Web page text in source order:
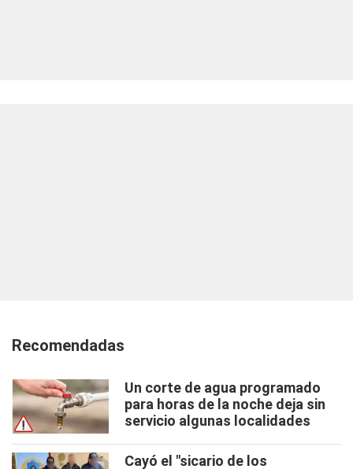
Recomendadas
Un corte de agua programado
para horas de la noche deja sin
servicio algunas localidades
Cayó el "sicario de los